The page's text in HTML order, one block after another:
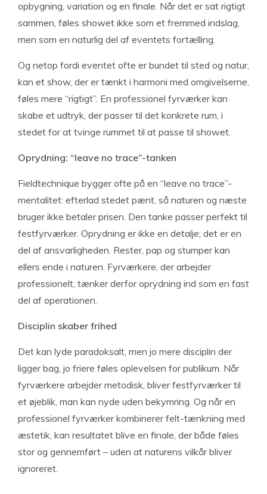
opbygning, variation og en finale. Når det er sat rigtigt
sammen, føles showet ikke som et fremmed indslag,
men som en naturlig del af eventets fortælling.
Og netop fordi eventet ofte er bundet til sted og natur,
kan et show, der er tænkt i harmoni med omgivelserne,
føles mere “rigtigt”. En professionel fyrværker kan
skabe et udtryk, der passer til det konkrete rum, i
stedet for at tvinge rummet til at passe til showet.
Oprydning: “leave no trace”-tanken
Fieldtechnique bygger ofte på en “leave no trace”-
mentalitet: efterlad stedet pænt, så naturen og næste
bruger ikke betaler prisen. Den tanke passer perfekt til
festfyrværker. Oprydning er ikke en detalje; det er en
del af ansvarligheden. Rester, pap og stumper kan
ellers ende i naturen. Fyrværkere, der arbejder
professionelt, tænker derfor oprydning ind som en fast
del af operationen.
Disciplin skaber frihed
Det kan lyde paradoksalt, men jo mere disciplin der
ligger bag, jo friere føles oplevelsen for publikum. Når
fyrværkere arbejder metodisk, bliver festfyrværker til
et øjeblik, man kan nyde uden bekymring. Og når en
professionel fyrværker kombinerer felt-tænkning med
æstetik, kan resultatet blive en finale, der både føles
stor og gennemført – uden at naturens vilkår bliver
ignoreret.